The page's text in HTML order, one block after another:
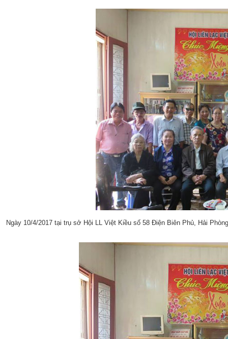
Ngày 10/4/2017 tại trụ sở Hội LL Việt Kiều số 58 Điện Biên Phủ, Hải